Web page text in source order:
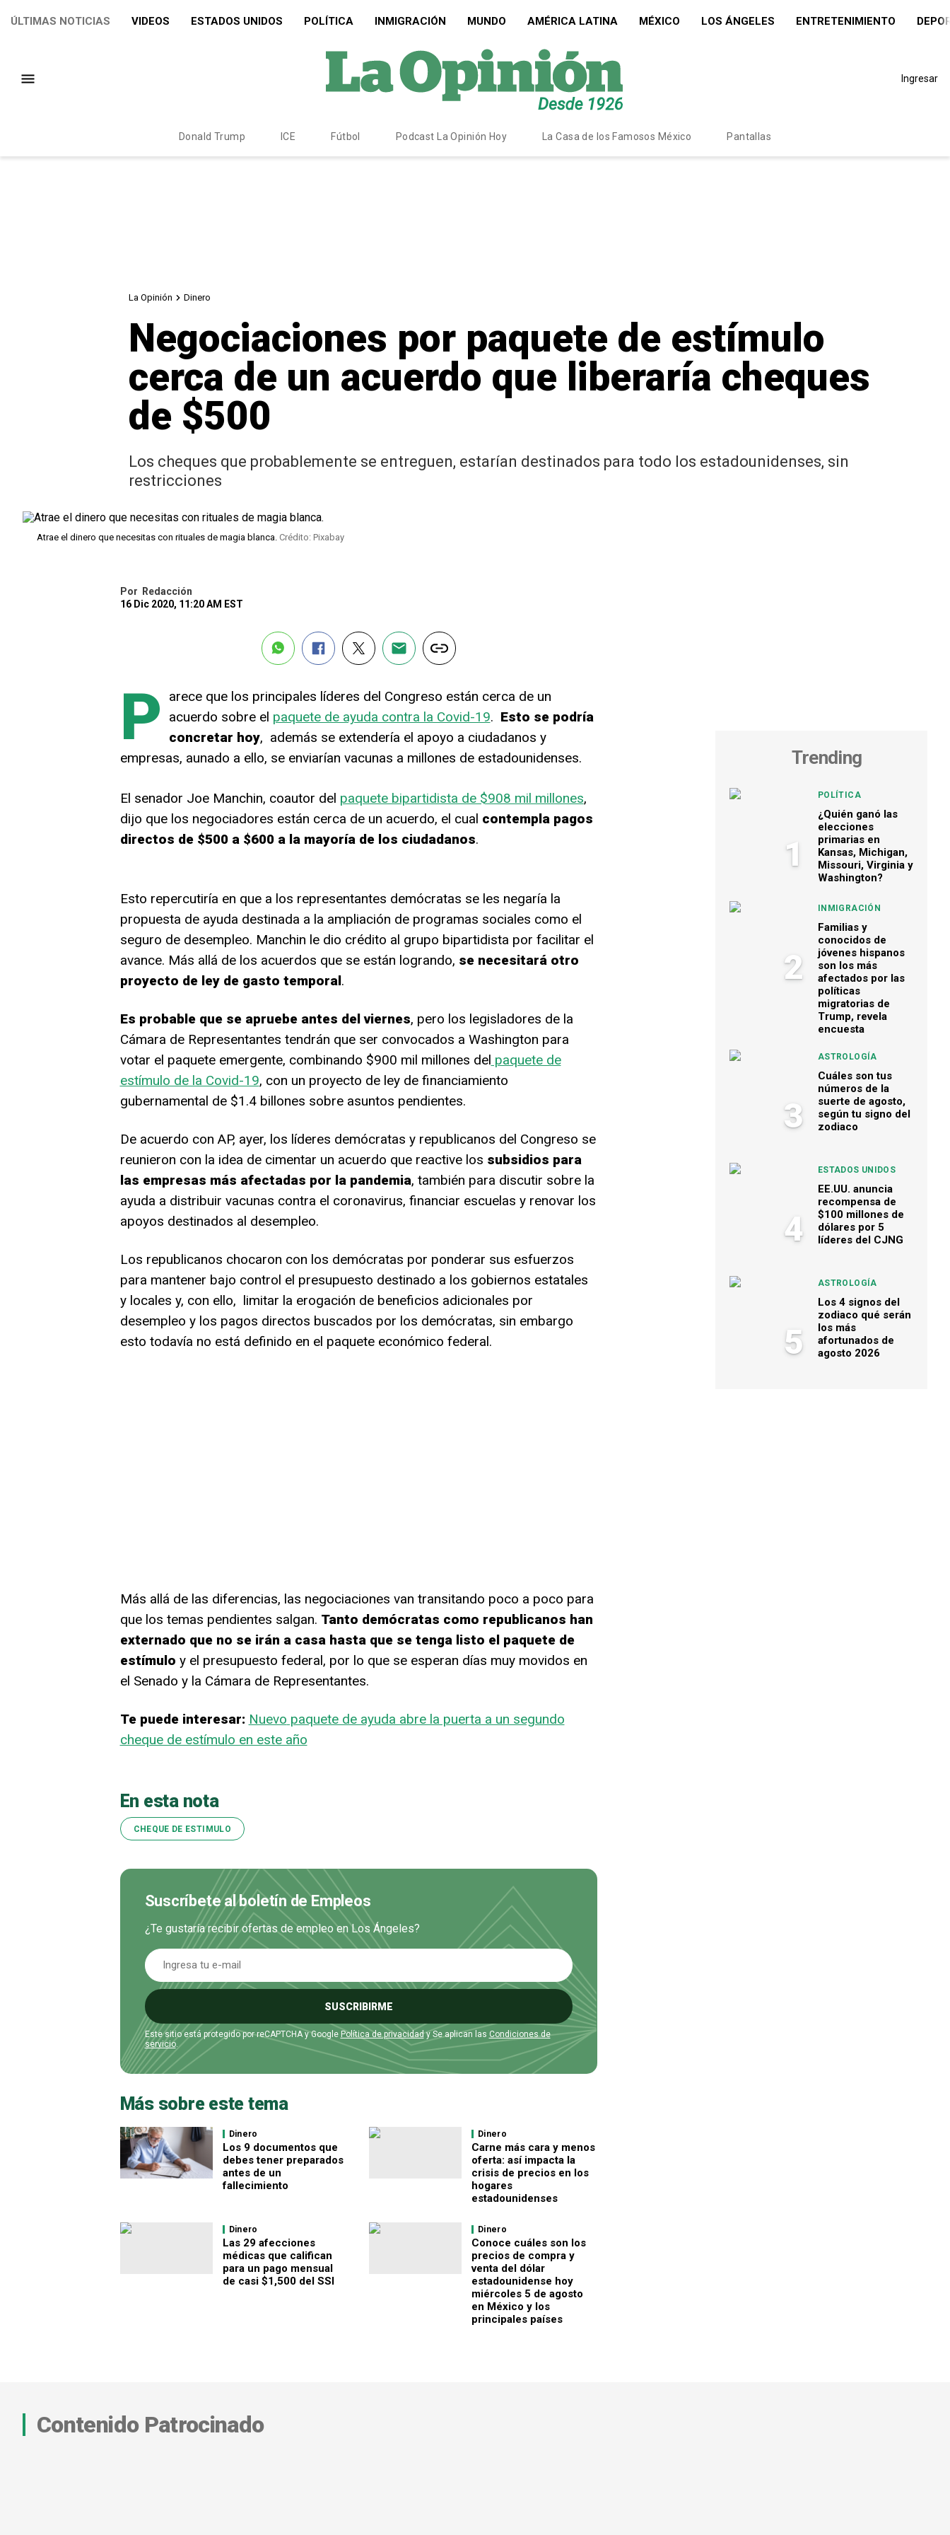
ÚLTIMAS NOTICIAS VIDEOS ESTADOS UNIDOS POLÍTICA INMIGRACIÓN MUNDO AMÉRICA LATINA MÉXICO LOS ÁNGELES ENTRETENIMIENTO
Ingresar
Donald Trump ICE Fútbol Podcast La Opinión Hoy La Casa de los Famosos México Pantallas
La Opinión Dinero
Negociaciones por paquete de estímulo
cerca de un acuerdo que liberaría cheques
de $500
Los cheques que probablemente se entreguen, estarían destinados para todo los estadounidenses, sin
restricciones
Atrae el dinero que necesitas con rituales de magia blanca. Crédito: Pixabay
Por
Redacción
16 Dic 2020, 11:20 AM EST
P
arece que los principales líderes del Congreso están cerca de un
acuerdo sobre el paquete de ayuda contra la Covid-19. Esto se podría
concretar hoy, además se extendería el apoyo a ciudadanos y
empresas, aunado a ello, se enviarían vacunas a millones de estadounidenses.
El senador Joe Manchin, coautor del paquete bipartidista de $908 mil millones,
dijo que los negociadores están cerca de un acuerdo, el cual contempla pagos
directos de $500 a $600 a la mayoría de los ciudadanos.
Esto repercutiría en que a los representantes demócratas se les negaría la
propuesta de ayuda destinada a la ampliación de programas sociales como el
seguro de desempleo. Manchin le dio crédito al grupo bipartidista por facilitar el
avance. Más allá de los acuerdos que se están logrando, se necesitará otro
proyecto de ley de gasto temporal.
Es probable que se apruebe antes del viernes, pero los legisladores de la
Cámara de Representantes tendrán que ser convocados a Washington para
votar el paquete emergente, combinando $900 mil millones del paquete de
estímulo de la Covid-19, con un proyecto de ley de financiamiento
gubernamental de $1.4 billones sobre asuntos pendientes.
De acuerdo con AP, ayer, los líderes demócratas y republicanos del Congreso se
reunieron con la idea de cimentar un acuerdo que reactive los subsidios para
las empresas más afectadas por la pandemia, también para discutir sobre la
ayuda a distribuir vacunas contra el coronavirus, financiar escuelas y renovar los
apoyos destinados al desempleo.
Los republicanos chocaron con los demócratas por ponderar sus esfuerzos
para mantener bajo control el presupuesto destinado a los gobiernos estatales
y locales y, con ello, limitar la erogación de beneficios adicionales por
desempleo y los pagos directos buscados por los demócratas, sin embargo
esto todavía no está definido en el paquete económico federal.
Más allá de las diferencias, las negociaciones van transitando poco a poco para
que los temas pendientes salgan. Tanto demócratas como republicanos han
externado que no se irán a casa hasta que se tenga listo el paquete de
estímulo y el presupuesto federal, por lo que se esperan días muy movidos en
el Senado y la Cámara de Representantes.
Te puede interesar: Nuevo paquete de ayuda abre la puerta a un segundo
cheque de estímulo en este año
En esta nota
CHEQUE DE ESTIMULO
Suscríbete al boletín de Empleos
¿Te gustaría recibir ofertas de empleo en Los Ángeles?
SUSCRIBIRME
Este sitio está protegido por reCAPTCHA y Google Política de privacidady Se aplican las Condiciones de
servicio.
Más sobre este tema
Dinero
Los 9 documentos que
debes tener preparados
antes de un
fallecimiento
Dinero
Carne más cara y menos
oferta: así impacta la
crisis de precios en los
hogares
estadounidenses
Dinero
Las 29 afecciones
médicas que califican
para un pago mensual
de casi $1,500 del SSI
Dinero
Conoce cuáles son los
precios de compra y
venta del dólar
estadounidense hoy
miércoles 5 de agosto
en México y los
principales países
Trending
1
POLÍTICA
¿Quién ganó las
elecciones
primarias en
Kansas, Michigan,
Missouri, Virginia y
Washington?
2
INMIGRACIÓN
Familias y
conocidos de
jóvenes hispanos
son los más
afectados por las
políticas
migratorias de
Trump, revela
encuesta
3
ASTROLOGÍA
Cuáles son tus
números de la
suerte de agosto,
según tu signo del
zodiaco
4
ESTADOS UNIDOS
EE.UU. anuncia
recompensa de
$100 millones de
dólares por 5
líderes del CJNG
5
ASTROLOGÍA
Los 4 signos del
zodiaco qué serán
los más
afortunados de
agosto 2026
Contenido Patrocinado